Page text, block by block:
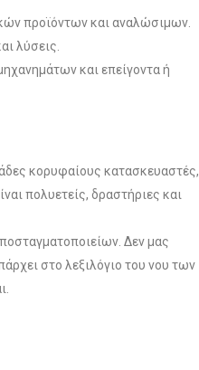
προϊόντων και αναλώσιμων.
λύσεις.
και επείγοντα ή
κορυφαίους κατασκευαστές,
πολυετείς, δραστήριες και
Δεν μας
στο λεξιλόγιο του νου των